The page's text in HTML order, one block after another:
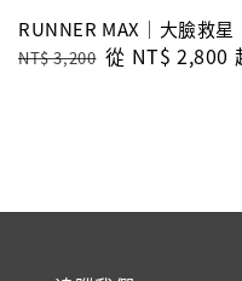
RUNNER MAX｜大臉救星
Regular
NT$ 3,200 Sale
從 NT$ 2,800